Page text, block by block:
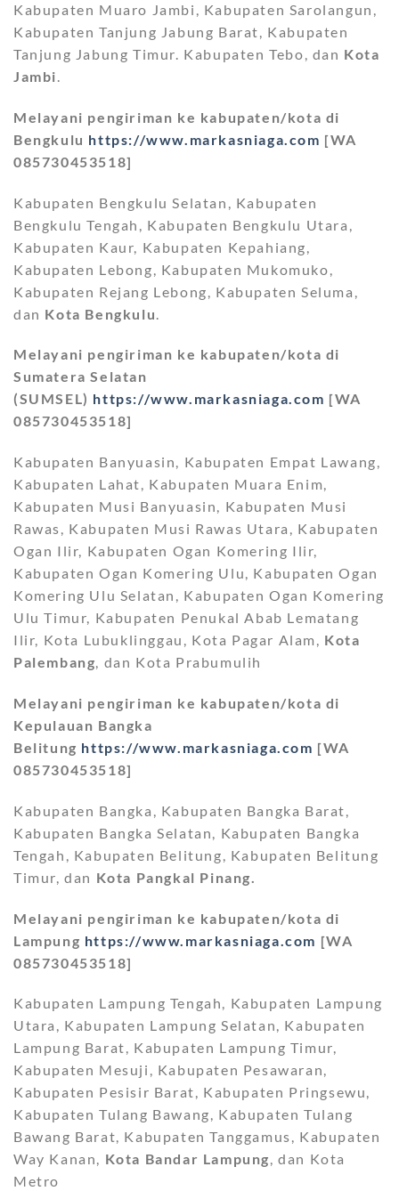
Kabupaten Muaro Jambi, Kabupaten Sarolangun,
Kabupaten Tanjung Jabung Barat, Kabupaten
Tanjung Jabung Timur. Kabupaten Tebo, dan Kota
Jambi.
Melayani pengiriman ke kabupaten/kota di
Bengkulu https://www.markasniaga.com [WA
085730453518]
Kabupaten Bengkulu Selatan, Kabupaten
Bengkulu Tengah, Kabupaten Bengkulu Utara,
Kabupaten Kaur, Kabupaten Kepahiang,
Kabupaten Lebong, Kabupaten Mukomuko,
Kabupaten Rejang Lebong, Kabupaten Seluma,
dan Kota Bengkulu
Melayani pengiriman ke kabupaten/kota di
Sumatera Selatan
(SUMSEL) https://www.markasniaga.com [WA
085730453518]
Kabupaten Banyuasin, Kabupaten Empat Lawang,
Kabupaten Lahat, Kabupaten Muara Enim,
Kabupaten Musi Banyuasin, Kabupaten Musi
Rawas, Kabupaten Musi Rawas Utara, Kabupaten
Ogan Ilir, Kabupaten Ogan Komering Ilir,
Kabupaten Ogan Komering Ulu, Kabupaten Ogan
Komering Ulu Selatan, Kabupaten Ogan Komering
Ulu Timur, Kabupaten Penukal Abab Lematang
Ilir, Kota Lubuklinggau, Kota Pagar Alam, Kota
Palembang, dan Kota Prabumulih
Melayani pengiriman ke kabupaten/kota di
Kepulauan Bangka
Belitung https://www.markasniaga.com [WA
085730453518]
Kabupaten Bangka, Kabupaten Bangka Barat,
Kabupaten Bangka Selatan, Kabupaten Bangka
Tengah, Kabupaten Belitung, Kabupaten Belitung
Timur, dan Kota Pangkal Pinang.
Melayani pengiriman ke kabupaten/kota di
Lampung https://www.markasniaga.com [WA
085730453518]
Kabupaten Lampung Tengah, Kabupaten Lampung
Utara, Kabupaten Lampung Selatan, Kabupaten
Lampung Barat, Kabupaten Lampung Timur,
Kabupaten Mesuji, Kabupaten Pesawaran,
Kabupaten Pesisir Barat, Kabupaten Pringsewu,
Kabupaten Tulang Bawang, Kabupaten Tulang
Bawang Barat, Kabupaten Tanggamus, Kabupaten
Way Kanan, Kota Bandar Lampung, dan Kota
Metro